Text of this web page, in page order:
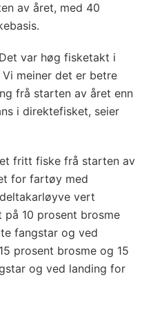
av året, med 40
var høg fisketakt i
meiner det er betre
frå starten av året enn
i direktefisket, seier
fritt fiske frå starten av
for fartøy med
vert
10 prosent brosme
fangstar og ved
prosent brosme og 15
og ved landing for